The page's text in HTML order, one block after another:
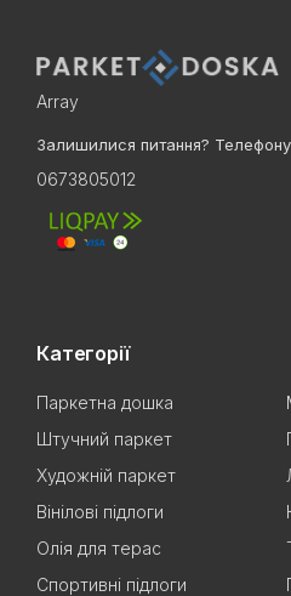
Array
Залишилися питання?
0673805012
Категорії
Паркетна дошка
Штучний паркет
Художній паркет
Вінілові підлоги
Олія для терас
Спортивні підлоги